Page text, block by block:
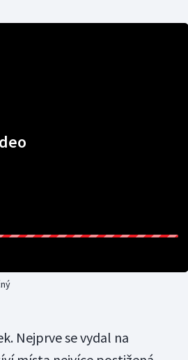
Nejprve se vydal na